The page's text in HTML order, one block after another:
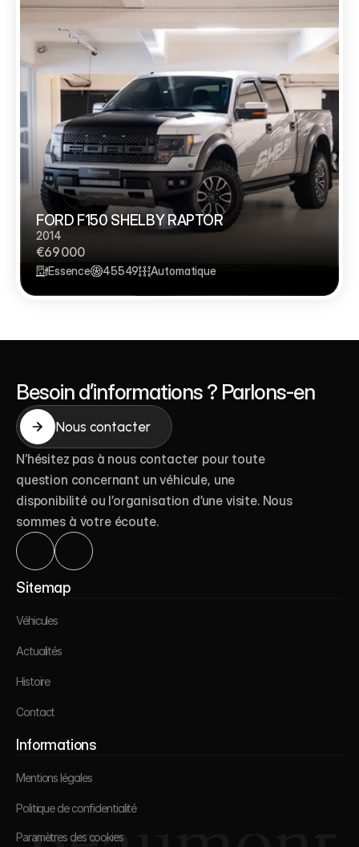
FORD F150 SHELBY RAPTOR
2014
€69 000
Essence 45549 Automatique
Besoin d’informations ? Parlons-en
Nous contacter
N’hésitez pas à nous contacter pour toute
question concernant un véhicule, une
disponibilité ou l’organisation d’une visite. Nous
sommes à votre écoute.
Sitemap
Véhicules
Véhicules
Actualités
Histoire
Contact
Contact
Informations
Mentions légales
Mentions légales
Politique de confidentialité
Paramètres des cookies